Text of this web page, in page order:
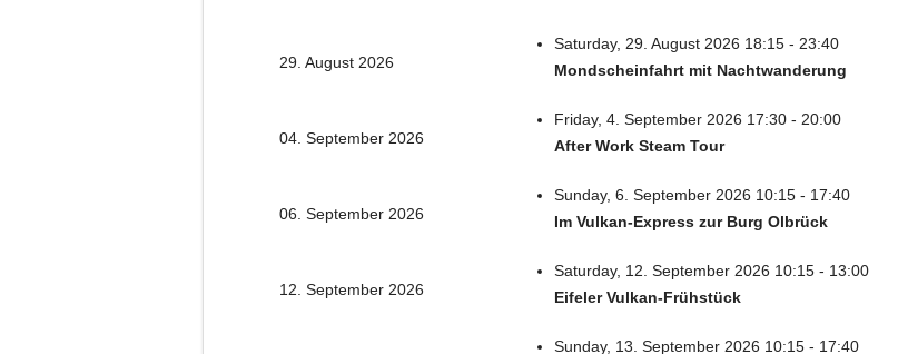
29. August 2026
Saturday, 29. August 2026 18:15 - 23:40
Mondscheinfahrt mit Nachtwanderung
04. September 2026
Friday, 4. September 2026 17:30 - 20:00
After Work Steam Tour
06. September 2026
Sunday, 6. September 2026 10:15 - 17:40
Im Vulkan-Express zur Burg Olbrück
12. September 2026
Saturday, 12. September 2026 10:15 - 13:00
Eifeler Vulkan-Frühstück
Sunday, 13. September 2026 10:15 - 17:40